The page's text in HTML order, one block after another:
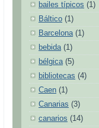
bailes típicos (1)
Báltico (1)
Barcelona (1)
bebida (1)
bélgica (5)
bibliotecas (4)
Caen (1)
Canarias (3)
canarios (14)